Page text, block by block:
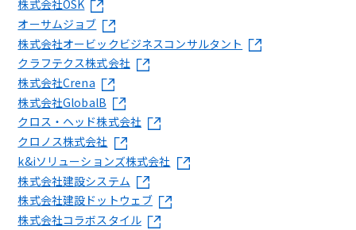
株式会社OSK
オーサムジョブ
株式会社オービックビジネスコンサルタント
クラフテクス株式会社
株式会社Crena
株式会社GlobalB
クロス・ヘッド株式会社
クロノス株式会社
k&iソリューションズ株式会社
株式会社建設システム
株式会社建設ドットウェブ
株式会社コラボスタイル